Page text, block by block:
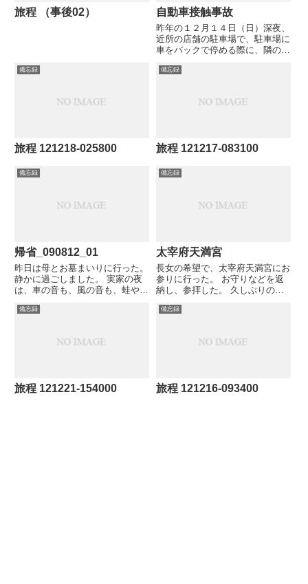
旅程 （事後02） 自動車接触事故
昨年の１２月１４日（日）深夜、
近所の店舗の駐車場で、駐車場に
車をバックで停める際に、隣の車
こちらが悪いので、最初からお詫
取調対応、等々で、１時間以
備忘録
旅程 121218-025800
備忘録
旅程 121217-083100
備忘録
帰省_090812_01
昨日は母とお墓まいりに行った。
静かに過ごしました。 実家の夜
は、車の音も、風の音も、蛙や虫
備忘録
太宰府天満宮
長女の希望で、太宰府天満宮にお
参りに行った。 お守りなどを返
納し、参拝した。 久しぶりの参
神社に行ったりした。 ・・・こ
備忘録
旅程 121221-154000
備忘録
旅程 121216-093400